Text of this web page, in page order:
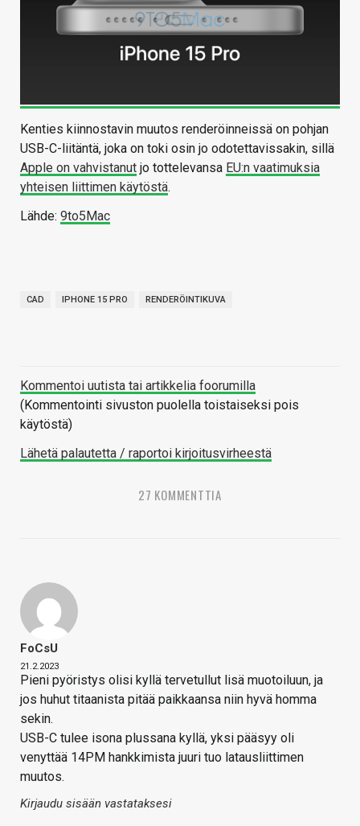
Kenties kiinnostavin muutos renderöinneissä on pohjan
USB-C-liitäntä, joka on toki osin jo odotettavissakin, sillä
Apple on vahvistanut jo tottelevansa EU:n vaatimuksia
yhteisen liittimen käytöstä.
Lähde: 9to5Mac
CAD IPHONE 15 PRO RENDERÖINTIKUVA
Kommentoi uutista tai artikkelia foorumilla
(Kommentointi sivuston puolella toistaiseksi pois
käytöstä)
Lähetä palautetta / raportoi kirjoitusvirheestä
27 KOMMENTTIA
FoCsU
21.2.2023
Pieni pyöristys olisi kyllä tervetullut lisä muotoiluun, ja
jos huhut titaanista pitää paikkaansa niin hyvä homma
sekin.
USB-C tulee isona plussana kyllä, yksi pääsyy oli
venyttää 14PM hankkimista juuri tuo latausliittimen
muutos.
Kirjaudu sisään vastataksesi